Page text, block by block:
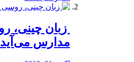
زبان چینی،
مدارس